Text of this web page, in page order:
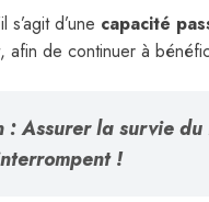
s’agit d’une capacité
afin de continuer à
: Assurer la survie du
!